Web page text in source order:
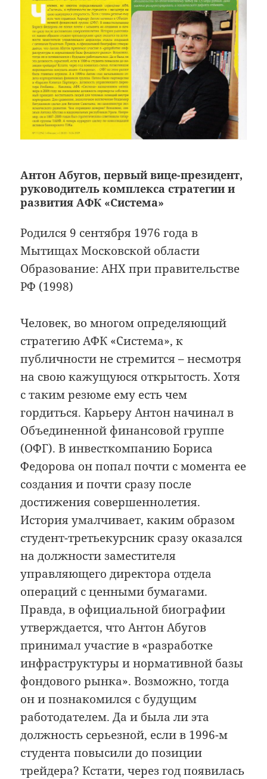
Антон Абугов, первый вице-президент,
руководитель комплекса стратегии и
развития АФК «Система»
Родился 9 сентября 1976 года в
Мытищах Московской области
Образование: АНХ при правительстве
РФ (1998)
Человек, во многом определяющий
стратегию АФК «Система», к
публичности не стремится – несмотря
на свою кажущуюся открытость. Хотя
с таким резюме ему есть чем
гордиться. Карьеру Антон начинал в
Объединенной финансовой группе
(ОФГ). В инвесткомпанию Бориса
Федорова он попал почти с момента ее
создания и почти сразу после
достижения совершеннолетия.
История умалчивает, каким образом
студент-третьекурсник сразу оказался
на должности заместителя
управляющего директора отдела
операций с ценными бумагами.
Правда, в официальной биографии
утверждается, что Антон Абугов
принимал участие в «разработке
инфраструктуры и нормативной базы
фондового рынка». Возможно, тогда
он и познакомился с будущим
работодателем. Да и была ли эта
должность серьезной, если в 1996-м
студента повысили до позиции
трейдера? Кстати, через год появилась